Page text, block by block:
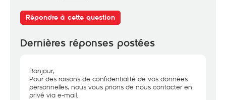
Répondre à cette question
Dernières réponses postées
Bonjour,
Pour des raisons de confidentialité de vos données
personnelles, nous vous prions de nous contacter en
privé via e-mail.